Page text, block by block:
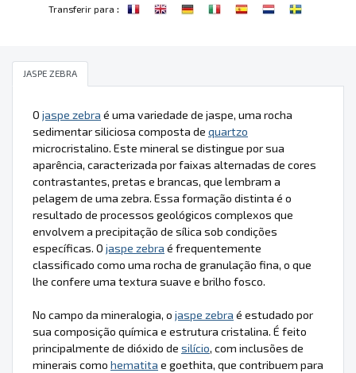
Transferir para :
JASPE ZEBRA
O jaspe zebra é uma variedade de jaspe, uma rocha
sedimentar siliciosa composta de quartzo
microcristalino. Este mineral se distingue por sua
aparência, caracterizada por faixas alternadas de cores
contrastantes, pretas e brancas, que lembram a
pelagem de uma zebra. Essa formação distinta é o
resultado de processos geológicos complexos que
envolvem a precipitação de sílica sob condições
específicas. O jaspe zebra é frequentemente
classificado como uma rocha de granulação fina, o que
lhe confere uma textura suave e brilho fosco.
No campo da mineralogia, o jaspe zebra é estudado por
sua composição química e estrutura cristalina. É feito
principalmente de dióxido de silício, com inclusões de
minerais como hematita e goethita, que contribuem para